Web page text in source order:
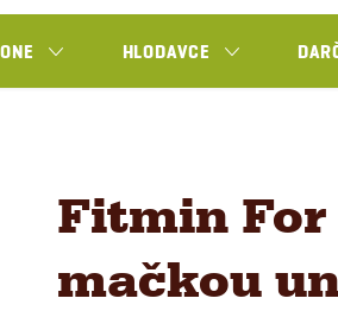
HLODAVCE
Fitmin
mačkou